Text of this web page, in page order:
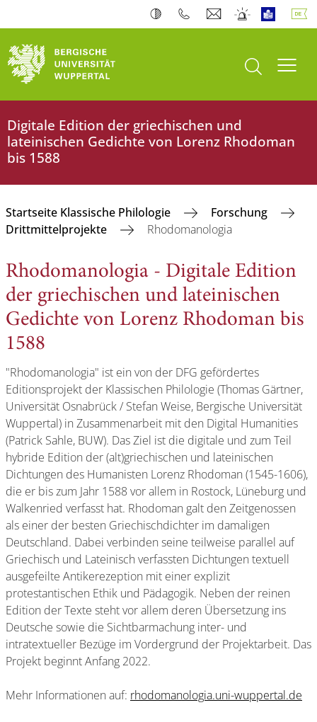
Suche öffnen
Digitale Edition der griechischen und
lateinischen Gedichte von Lorenz Rhodoman
bis 1588
Startseite Klassische Philologie
Forschung
Drittmittelprojekte
Rhodomanologia
Rhodomanologia - Digitale Edition
der griechischen und lateinischen
Gedichte von Lorenz Rhodoman bis
1588
"Rhodomanologia" ist ein von der DFG gefördertes
Editionsprojekt der Klassischen Philologie (Thomas Gärtner,
Universität Osnabrück / Stefan Weise, Bergische Universität
Wuppertal) in Zusammenarbeit mit den Digital Humanities
(Patrick Sahle, BUW). Das Ziel ist die digitale und zum Teil
hybride Edition der (alt)griechischen und lateinischen
Dichtungen des Humanisten Lorenz Rhodoman (1545-1606),
die er bis zum Jahr 1588 vor allem in Rostock, Lüneburg und
Walkenried verfasst hat. Rhodoman galt den Zeitgenossen
als einer der besten Griechischdichter im damaligen
Deutschland. Dabei verbinden seine teilweise parallel auf
Griechisch und Lateinisch verfassten Dichtungen textuell
ausgefeilte Antikerezeption mit einer explizit
protestantischen Ethik und Pädagogik. Neben der reinen
Edition der Texte steht vor allem deren Übersetzung ins
Deutsche sowie die Sichtbarmachung inter- und
intratextueller Bezüge im Vordergrund der Projektarbeit. Das
Projekt beginnt Anfang 2022.
Mehr Informationen auf: rhodomanologia.uni-wuppertal.de